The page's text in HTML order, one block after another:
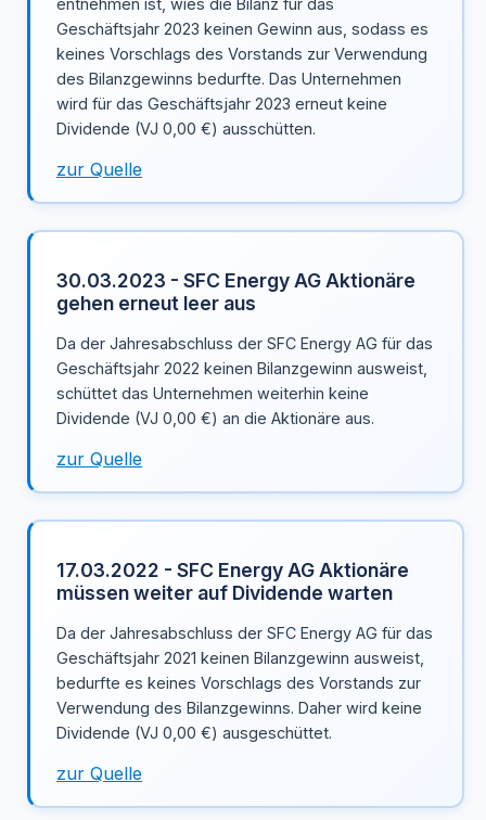
Geschäftsjahr 2023 keinen Gewinn aus, sodass es
keines Vorschlags des Vorstands zur Verwendung
des Bilanzgewinns bedurfte. Das Unternehmen
wird für das Geschäftsjahr 2023 erneut keine
Dividende (VJ 0,00 €) ausschütten.
zur Quelle
30.03.2023 - SFC Energy AG Aktionäre
gehen erneut leer aus
Da der Jahresabschluss der SFC Energy AG für das
Geschäftsjahr 2022 keinen Bilanzgewinn ausweist,
schüttet das Unternehmen weiterhin keine
Dividende (VJ 0,00 €) an die Aktionäre aus.
zur Quelle
17.03.2022 - SFC Energy AG Aktionäre
müssen weiter auf Dividende warten
Da der Jahresabschluss der SFC Energy AG für das
Geschäftsjahr 2021 keinen Bilanzgewinn ausweist,
bedurfte es keines Vorschlags des Vorstands zur
Verwendung des Bilanzgewinns. Daher wird keine
Dividende (VJ 0,00 €) ausgeschüttet.
zur Quelle